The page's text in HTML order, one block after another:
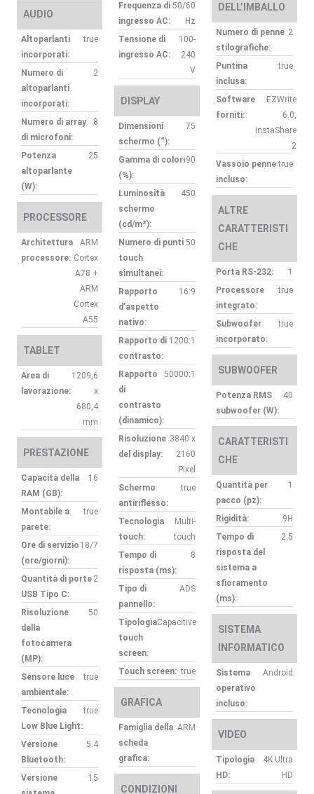
AUDIO
Altoparlanti
incorporati:
true
Numero di
altoparlanti
incorporati:
2
Numero di array
di microfoni:
8
Potenza
altoparlante
(W):
25
PROCESSORE
Architettura
processore:
ARM
Cortex
A78 +
ARM
Cortex
A55
TABLET
Area di
lavorazione:
1209,6
x
680,4
mm
PRESTAZIONE
Capacità della
RAM (GB):
16
Montabile a
parete:
true
Ore di servizio
(ore/giorni):
18/7
Quantità di porte
USB Tipo C:
2
Risoluzione
della
fotocamera
(MP):
50
Sensore luce
ambientale:
true
Tecnologia
Low Blue Light:
true
Versione
Bluetooth:
5.4
Versione
15
Frequenza di
ingresso AC:
50/60
Hz
Tensione di
ingresso AC:
100-
240
V
DISPLAY
Dimensioni
schermo (“):
75
Gamma di colori
(%):
90
Luminosità
schermo
(cd/m²):
450
Numero di punti
touch
simultanei:
50
Rapporto
d’aspetto
nativo:
16:9
Rapporto di
contrasto:
1200:1
Rapporto
di
contrasto
(dinamico):
50000:1
Risoluzione
del display:
3840 x
2160
Pixel
Schermo
antiriflesso:
true
Tecnologia
touch:
Multi-
touch
Tempo di
risposta (ms):
8
Tipo di
pannello:
ADS
Tipologia
touch
screen:
Capacitive
Touch screen: true
GRAFICA
Famiglia della
scheda
grafica:
ARM
CONDIZIONI
DELL’IMBALLO
Numero di penne
stilografiche:
2
Puntina
inclusa:
true
Software
forniti:
EZWrite
6.0,
InstaShare
2
Vassoio penne
incluso:
true
ALTRE
CARATTERISTI
CHE
Porta RS-232:
1
Processore
integrato:
true
Subwoofer
incorporato:
true
SUBWOOFER
Potenza RMS
subwoofer (W):
40
CARATTERISTI
CHE
Quantità per
pacco (pz):
1
Rigidità:
9H
Tempo di
risposta del
sistema a
sfioramento
(ms):
2.5
SISTEMA
INFORMATICO
Sistema
operativo
incluso:
Android
VIDEO
Tipologia
HD:
4K Ultra
HD